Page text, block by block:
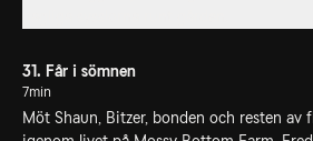
31. Får i sömnen
7min
Möt Shaun, Bitzer, bonden och resten av